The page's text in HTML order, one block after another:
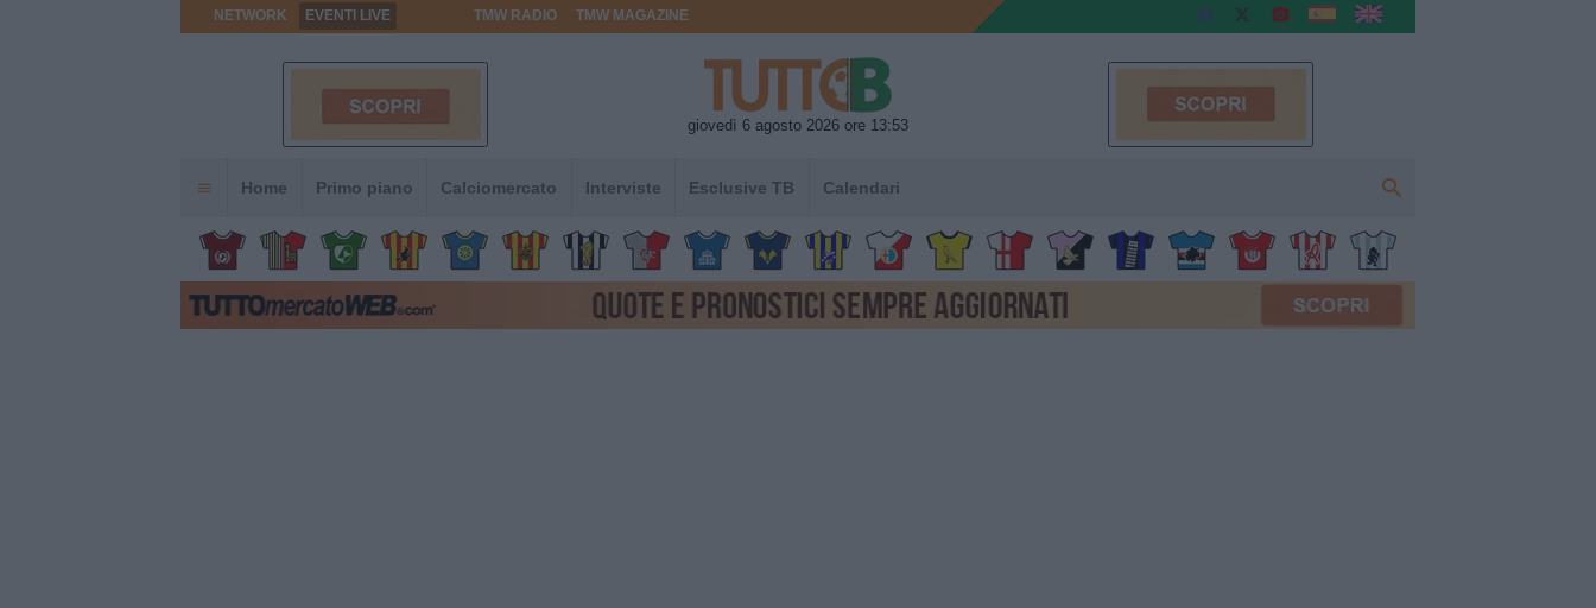
NETWORK EVENTI LIVE TMW RADIO TMW MAGAZINE
giovedì 6 agosto 2026 ore 13:53
Home Primo piano Calciomercato Interviste Esclusive TB Calendari